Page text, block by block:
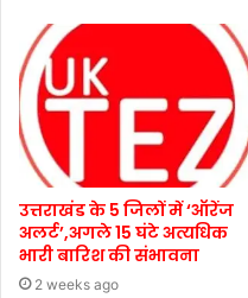
उत्तराखंड के 5 जिलों में ‘ऑरेंज
अलर्ट’,अगले 15 घंटे अत्यधिक
भारी बारिश की संभावना
2 weeks ago